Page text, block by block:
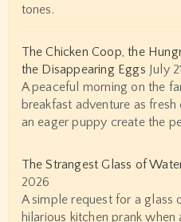
tones.
The Chicken Coop, the
the Disappearing Eggs July
A peaceful morning on the
breakfast adventure as fresh
an eager puppy create the
The Strangest Glass of
2026
A simple request for a glass
hilarious kitchen prank